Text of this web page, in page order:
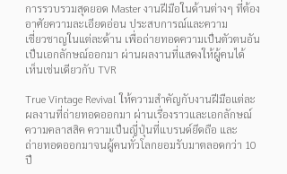
การรวบรวมสุดยอด Master งานฝีมือในด้านต่างๆ ที่ต้อง
อาศัยความละเอียดอ่อน ประสบการณ์และความ
เชี่ยวชาญในแต่ละด้าน เพื่อถ่ายทอดความเป็นตัวตนอัน
เป็นเอกลักษณ์ออกมา ผ่านผลงานที่แสดงให้ผู้คนได้
เห็นเช่นเดียวกับ TVR
True Vintage Revival ให้ความสำคัญกับงานฝีมือแต่ละ
ผลงานที่ถ่ายทอดออกมา ผ่านเรื่องราวและเอกลักษณ์
ความคลาสสิค ความเป็นญี่ปุ่นที่แบรนด์ยึดถือ และ
ถ่ายทอดออกมาจนผู้คนทั่วโลกยอมรับมาตลอดกว่า 10
ปี